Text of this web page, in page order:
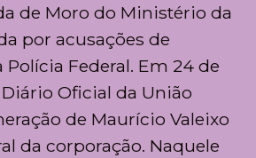
de Moro do Ministério da
por acusações de
Federal. Em 24 de
Oficial da União
de Maurício Valeixo
da corporação. Naquele